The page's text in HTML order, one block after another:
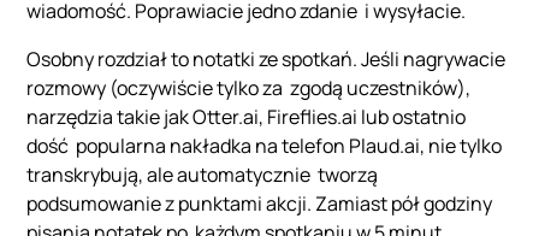
wiadomość. Poprawiacie jedno zdanie i wysyłacie.
Osobny rozdział to notatki ze spotkań. Jeśli nagrywacie
rozmowy (oczywiście tylko za zgodą uczestników),
narzędzia takie jak Otter.ai, Fireflies.ai lub ostatnio
dość popularna nakładka na telefon Plaud.ai, nie tylko
transkrybują, ale automatycznie tworzą
podsumowanie z punktami akcji. Zamiast pół godziny